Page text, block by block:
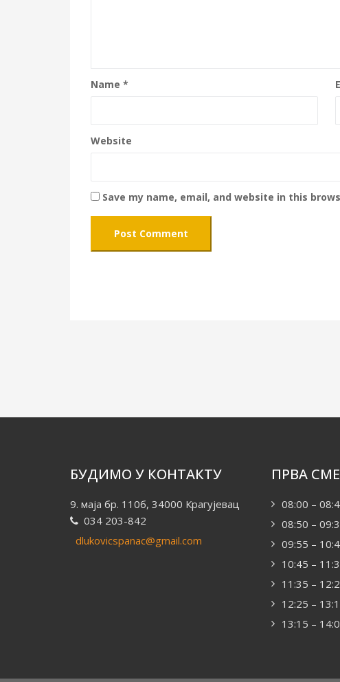
Name *
Website
Save my name, email, and website in this
БУДИМО У КОНТАКТУ
9. маја бр. 110б, 34000 Крагујевац
034 203-842
dlukovicspanac@gmail.com
ПРВА
08:00 –
08:50 –
09:55 –
10:45 –
11:35 –
12:25 –
13:15 –